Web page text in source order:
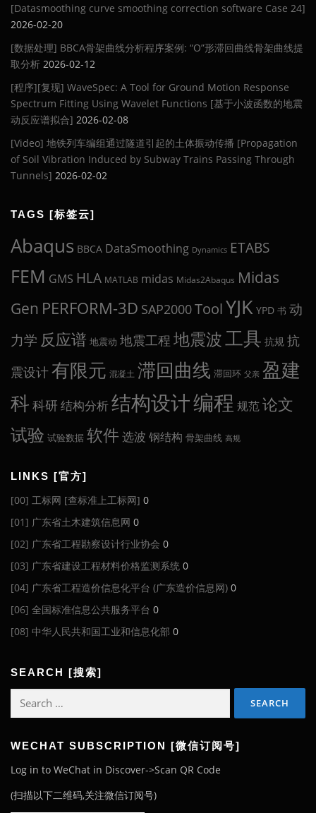
[Datasmoothing curve smoothing correction software Case 24]
2026-02-20
[数据处理] BBCA骨架曲线分析程序案例: “O”形滞回曲线骨架曲线提
取分析 2026-02-12
[程序][复现] WaveSpec: A Tool for Ground Motion Response
Spectrum Fitting Using Wavelet Functions [基于小波函数的地震
动反应谱拟合] 2026-02-08
[Video] 地铁列车编组通过隧道引起的土体振动传播 [Propagation
of Soil Vibration Induced by Subway Trains Passing Through
Tunnels] 2026-02-02
TAGS [标签云]
Abaqus BBCA DataSmoothing Dynamics ETABS
FEM GMS HLA MATLAB midas Midas2Abaqus Midas
Gen PERFORM-3D SAP2000ToolYJK YPD 书 动
力学 反应谱 地震动 地震工程 地震波工具 抗规 抗
震设计有限元 混凝土 滞回曲线 滞回环 父亲 盈建
科 科研 结构分析结构设计编程 规范论文
试验 试验数据 软件 选波 钢结构 骨架曲线 高规
LINKS [官方]
[00] 工标网 [查标准上工标网] 0
[01] 广东省土木建筑信息网 0
[02] 广东省工程勘察设计行业协会 0
[03] 广东省建设工程材料价格监测系统 0
[04] 广东省工程造价信息化平台 (广东造价信息网) 0
[06] 全国标准信息公共服务平台 0
[08] 中华人民共和国工业和信息化部 0
SEARCH [搜索]
Search
WECHAT SUBSCRIPTION [微信订阅号]
Log in to WeChat in Discover->Scan QR Code
(扫描以下二维码,关注微信订阅号)